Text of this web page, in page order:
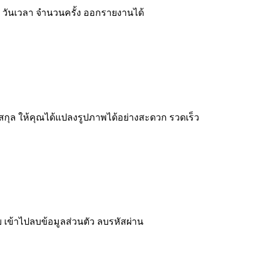
วันเวลา จำนวนครั้ง ออกรายงานได้
ล ให้คุณได้แปลงรูปภาพได้อย่างสะดวก รวดเร็ว
เข้าไปลบข้อมูลส่วนตัว ลบรหัสผ่าน